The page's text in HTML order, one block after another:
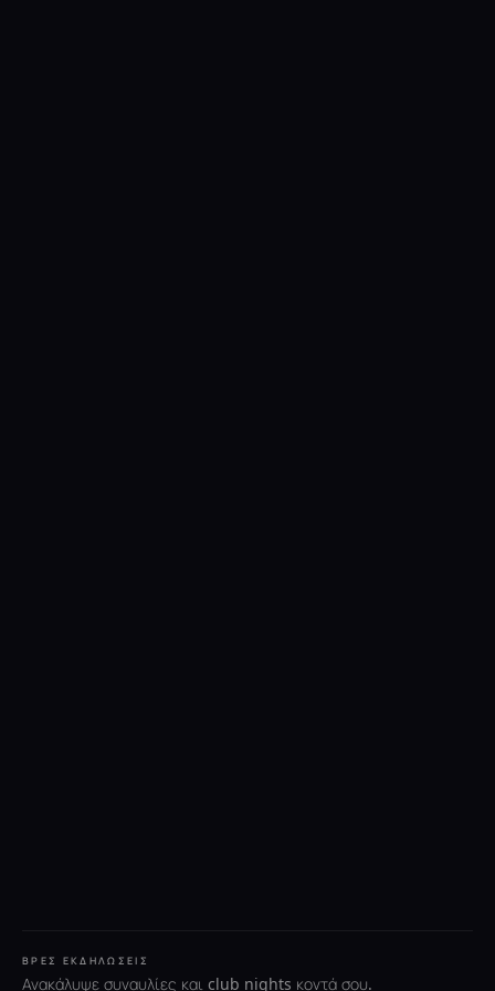
ΒΡΕΣ ΕΚΔΗΛΏΣΕΙΣ
Ανακάλυψε συναυλίες και club nights κοντά σου.